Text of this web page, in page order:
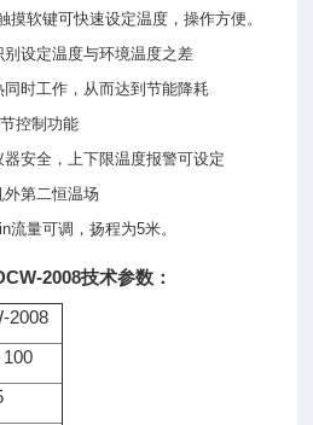
摸软键可快速设定温度，操作方便。
别设定温度与环境温度之差
同时工作，从而达到节能降耗
控制功能
安全，上下限温度报警可设定
外第二恒温场
流量可调，扬程为5米。
2008技术参数：
2008